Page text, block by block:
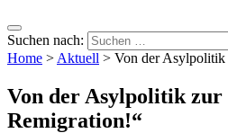
Suchen nach:
Home >Aktuell > Von der
Von der Asylpolitik
Remigration!“